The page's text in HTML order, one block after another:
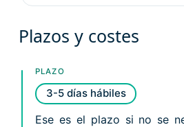
Plazos y costes
PLAZO
3-5 días hábiles
Ese es el plazo si no se